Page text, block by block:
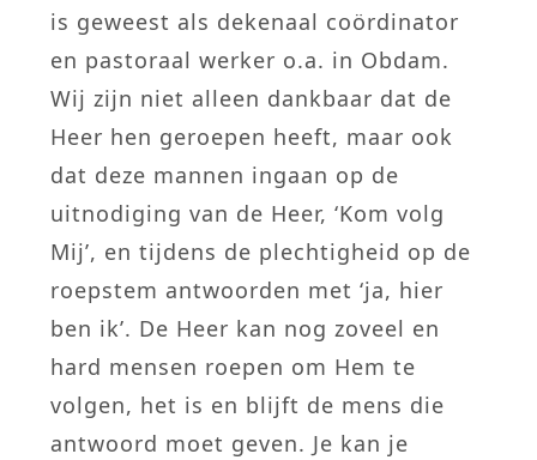
is geweest als dekenaal coördinator
en pastoraal werker o.a. in Obdam.
Wij zijn niet alleen dankbaar dat de
Heer hen geroepen heeft, maar ook
dat deze mannen ingaan op de
uitnodiging van de Heer, ‘Kom volg
Mij’, en tijdens de plechtigheid op de
roepstem antwoorden met ‘ja, hier
ben ik’. De Heer kan nog zoveel en
hard mensen roepen om Hem te
volgen, het is en blijft de mens die
antwoord moet geven. Je kan je